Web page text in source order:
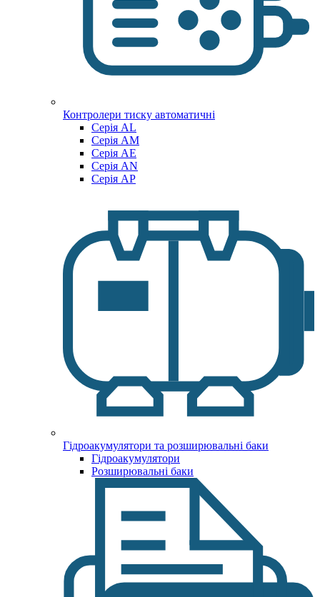
Контролери тиску автоматичні
Cерія AL
Cерія AM
Серія AE
Серія AN
Серія AP
Гідроакумулятори та розширювальні баки
Гідроакумулятори
Розширювальні баки